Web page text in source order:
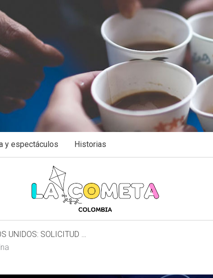
y espectáculos Historias
EXENCIÓN DE VISAS ESTADOS UNIDOS: SOLICITUD DE ARGENTINA